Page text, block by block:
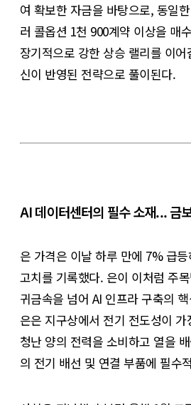
여 확보한 자금을 바탕으로, 동일
러 콜옵션 1천 900계약 이상을 매
장기적으로 강한 상승 랠리를 이
신이 반영된 전략으로 풀이된다.
AI 데이터센터의 필수 소재... 금
은 가격은 이날 하루 만에 7% 급
고치를 기록했다. 은이 이처럼 주
귀금속을 넘어 AI 인프라 구축의
은은 지구상에서 전기 전도성이
청난 양의 전력을 소비하고 열을
의 전기 배선 및 연결 부품에 필수